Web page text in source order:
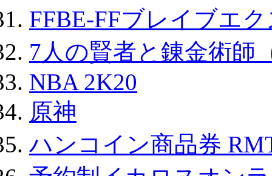
FFBE-FFブレイブエ
7人の賢者と錬金術師
NBA 2K20
原神
ハンコイン商品券